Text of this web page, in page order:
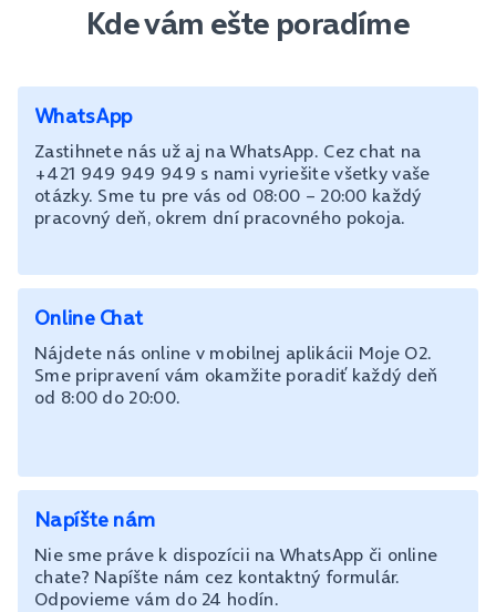
Kde vám ešte poradíme
WhatsApp
Zastihnete nás už aj na WhatsApp. Cez chat na
+421 949 949 949 s nami vyriešite všetky vaše
otázky. Sme tu pre vás od 08:00 – 20:00 každý
pracovný deň, okrem dní pracovného pokoja.
Online Chat
Nájdete nás online v mobilnej aplikácii Moje O2.
Sme pripravení vám okamžite poradiť každý deň
od 8:00 do 20:00.
Napíšte nám
Nie sme práve k dispozícii na WhatsApp či online
chate? Napíšte nám cez kontaktný formulár.
Odpovieme vám do 24 hodín.